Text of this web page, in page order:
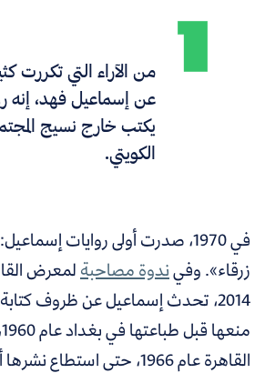
من الآراء التي تكررت
عن إسماعيل فهد، إنه
يكتب خارج نسيج
الكويتي.
في 1970، صدرت أولى روايات
زرقاء». وفيندوة مصاحبةلمعرض
2014، تحدث إسماعيل عن ظروف كتابة
القاهرة عام 1966، حتى استطاع